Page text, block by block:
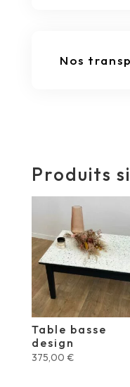
Nos
Produits
Table basse
design
375,00 €